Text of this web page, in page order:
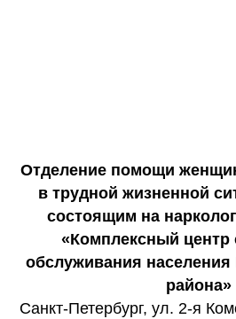
Отделение помощи
в трудной жизненной
состоящим на
«Комплексный центр
обслуживания населения
района»
Санкт-Петербург, ул. 2-я